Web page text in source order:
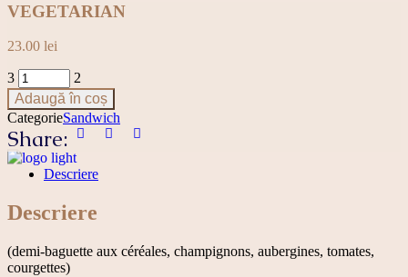
VEGETARIAN
23.00 lei
VEGETARIAN
quantity
Adaugă în coș
CategorieSandwich
Share:
Descriere
Descriere
(demi-baguette aux céréales, champignons, aubergines, tomates,
courgettes)